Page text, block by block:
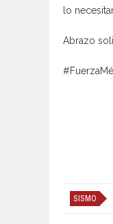
lo
Abrazo
SISMO